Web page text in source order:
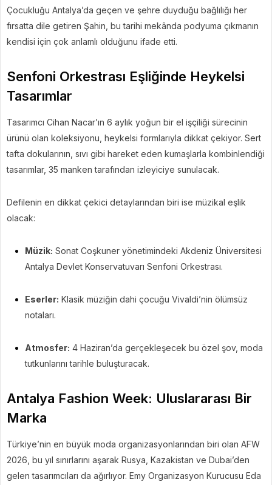
Çocukluğu Antalya’da geçen ve şehre duyduğu bağlılığı her
fırsatta dile getiren Şahin, bu tarihi mekânda podyuma çıkmanın
kendisi için çok anlamlı olduğunu ifade etti.
Senfoni Orkestrası Eşliğinde Heykelsi
Tasarımlar
Tasarımcı Cihan Nacar’ın 6 aylık yoğun bir el işçiliği sürecinin
ürünü olan koleksiyonu, heykelsi formlarıyla dikkat çekiyor. Sert
tafta dokularının, sıvı gibi hareket eden kumaşlarla kombinlendiği
tasarımlar, 35 manken tarafından izleyiciye sunulacak.
Defilenin en dikkat çekici detaylarından biri ise müzikal eşlik
olacak:
Müzik: Sonat Coşkuner yönetimindeki Akdeniz Üniversitesi
Antalya Devlet Konservatuvarı Senfoni Orkestrası.
Eserler: Klasik müziğin dahi çocuğu Vivaldi’nin ölümsüz
notaları.
Atmosfer: 4 Haziran’da gerçekleşecek bu özel şov, moda
tutkunlarını tarihle buluşturacak.
Antalya Fashion Week: Uluslararası Bir
Marka
Türkiye’nin en büyük moda organizasyonlarından biri olan AFW
2026, bu yıl sınırlarını aşarak Rusya, Kazakistan ve Dubai’den
gelen tasarımcıları da ağırlıyor. Emy Organizasyon Kurucusu Eda